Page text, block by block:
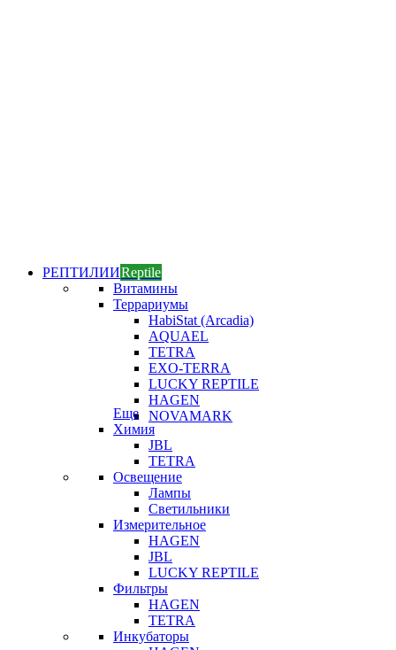
РЕПТИЛИИReptile
Витамины
Террариумы
HabiStat (Arcadia)
AQUAEL
TETRA
EXO-TERRA
LUCKY REPTILE
HAGEN
NOVAMARK
Еще
Химия
JBL
TETRA
Освещение
Лампы
Светильники
Измерительное
HAGEN
JBL
LUCKY REPTILE
Фильтры
HAGEN
TETRA
Инкубаторы